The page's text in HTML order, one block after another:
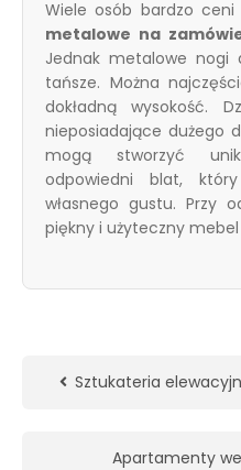
Wiele osób bardzo ceni
metalowe na
Jednak metalowe nogi
tańsze. Można
dokładną wysokość.
nieposiadające dużego
mogą stworzyć
odpowiedni blat,
własnego gustu. Przy
piękny i użyteczny
Sztukateria
Apartamenty